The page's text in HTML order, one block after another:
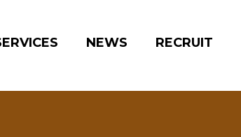
NEWS RECRUIT